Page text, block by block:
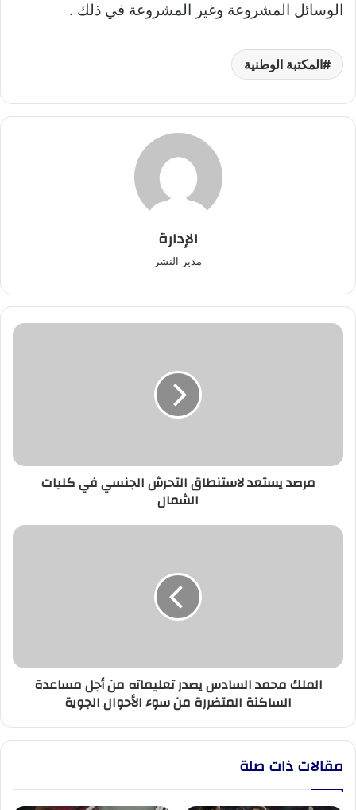
الوسائل المشروعة وغير المشروعة في ذلك .
المكتبة الوطنية
الإدارة
مدير النشر
مرصد
مرصد يستعد لاستنطاق التحرش الجنسي في كليات
الشمال‎‎
الملك
الساكنة
المتضررةالملك محمد السادس يصدر تعليماته من أجل مساعدة
الساكنة المتضررة من سوء الأحوال الجوية
مقالات ذات صلة